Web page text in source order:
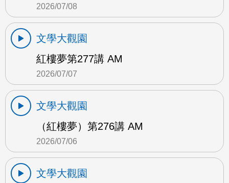
2026/07/08
文學大觀園
紅樓夢第277講 AM
2026/07/07
文學大觀園
（紅樓夢）第276講 AM
2026/07/06
文學大觀園